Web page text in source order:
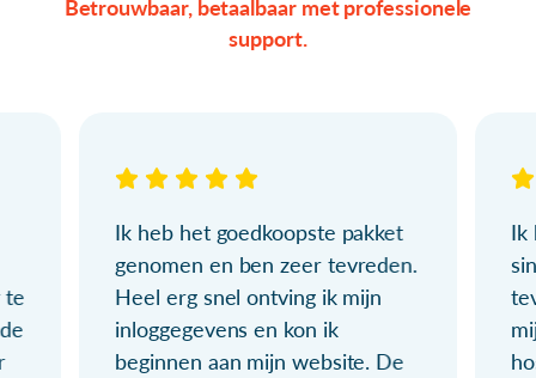
Betrouwbaar, betaalbaar met professionele
support.
te
Ik heb het goedkoopste pakket
genomen en ben zeer tevreden.
Heel erg snel ontving ik mijn
inloggegevens en kon ik
beginnen aan mijn website. De
Ik